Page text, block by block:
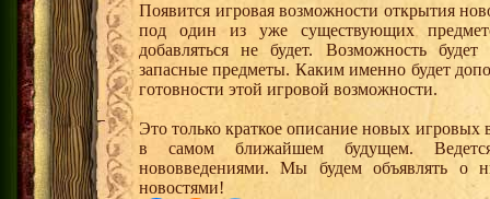
Появится игровая возможности открытия
под один из уже существующих
добавляться не будет. Возможность
запасные предметы. Каким именно будет
готовности этой игровой возможности.
Это только краткое описание новых игровых
в самом ближайшем будущем.
нововведениями. Мы будем объявлять о
новостями!